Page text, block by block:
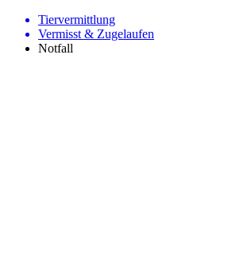
Tiervermittlung
Vermisst & Zugelaufen
Notfall